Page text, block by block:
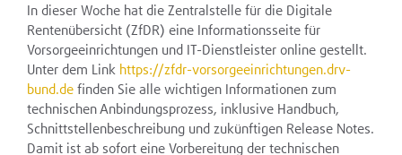
In dieser Woche hat die Zentralstelle für die Digitale
Rentenübersicht (ZfDR) eine Informationsseite für
Vorsorgeeinrichtungen und IT-Dienstleister online gestellt.
Unter dem Link https://zfdr-vorsorgeeinrichtungen.drv-
bund.de finden Sie alle wichtigen Informationen zum
technischen Anbindungsprozess, inklusive Handbuch,
Schnittstellenbeschreibung und zukünftigen Release Notes.
Damit ist ab sofort eine Vorbereitung der technischen